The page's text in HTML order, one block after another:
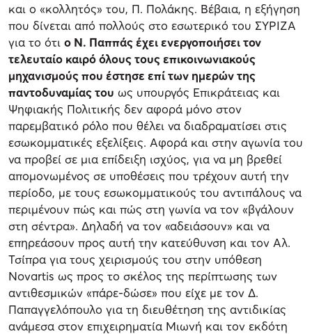
και ο «κολλητός» του, Π. Πολάκης. Βέβαια, η εξήγηση
που δίνεται από πολλούς στο εσωτερικό του ΣΥΡΙΖΑ
για το ότι ο Ν. Παππάς έχει ενεργοποιήσει τον
τελευταίο καιρό όλους τους επικοινωνιακούς
μηχανισμούς που έστησε επί των ημερών της
παντοδυναμίας του ως υπουργός Επικράτειας και
Ψηφιακής Πολιτικής δεν αφορά μόνο στον
παρεμβατικό ρόλο που θέλει να διαδραματίσει στις
εσωκομματικές εξελίξεις. Αφορά και στην αγωνία του
να προβεί σε μια επίδειξη ισχύος, για να μη βρεθεί
απομονωμένος σε υποθέσεις που τρέχουν αυτή την
περίοδο, με τους εσωκομματικούς του αντιπάλους να
περιμένουν πώς και πώς στη γωνία να τον «βγάλουν
στη σέντρα». Δηλαδή να τον «αδειάσουν» και να
επηρεάσουν προς αυτή την κατεύθυνση και τον Αλ.
Τσίπρα για τους χειρισμούς του στην υπόθεση
Novartis ως προς το σκέλος της περίπτωσης των
αντιθεσμικών «πάρε-δώσε» που είχε με τον Δ.
Παπαγγελόπουλο για τη διευθέτηση της αντιδικίας
ανάμεσα στον επιχειρηματία Μιωνή και τον εκδότη